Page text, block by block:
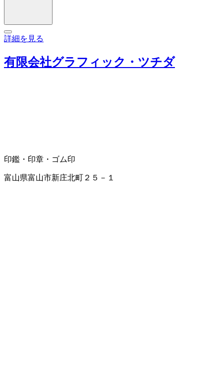
詳細を見る
有限会社グラフィック・ツチダ
印鑑・印章・ゴム印
富山県富山市新庄北町２５－１